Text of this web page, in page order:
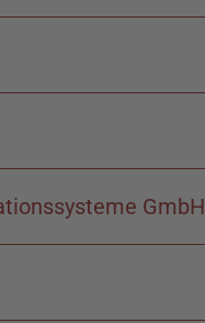
GmbH